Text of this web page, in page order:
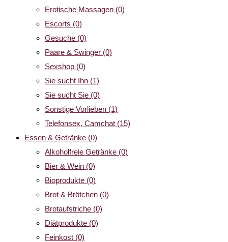
Erotische Massagen (0)
Escorts (0)
Gesuche (0)
Paare & Swinger (0)
Sexshop (0)
Sie sucht Ihn (1)
Sie sucht Sie (0)
Sonstige Vorlieben (1)
Telefonsex, Camchat (15)
Essen & Getränke (0)
Alkoholfreie Getränke (0)
Bier & Wein (0)
Bioprodukte (0)
Brot & Brötchen (0)
Brotaufstriche (0)
Diätprodukte (0)
Feinkost (0)